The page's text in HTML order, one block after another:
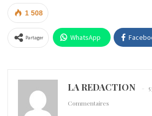
1 508
Partager WhatsApp
LA REDACTION
Commentaires